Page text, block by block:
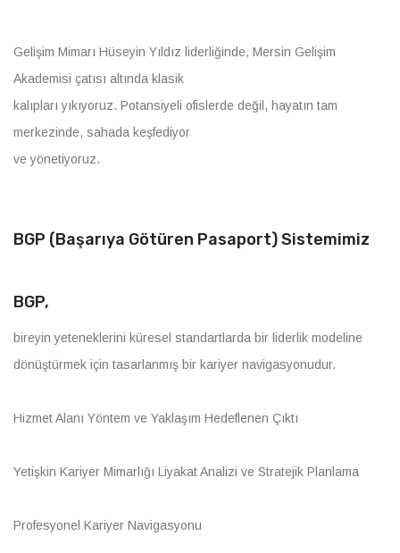
Gelişim Mimarı Hüseyin Yıldız liderliğinde, Mersin Gelişim
Akademisi çatısı altında klasik
kalıpları yıkıyoruz. Potansiyeli ofislerde değil, hayatın tam
merkezinde, sahada keşfediyor
ve yönetiyoruz.
BGP (Başarıya Götüren Pasaport) Sistemimiz
BGP,
bireyin yeteneklerini küresel standartlarda bir liderlik modeline
dönüştürmek için tasarlanmış bir kariyer navigasyonudur.
Hizmet Alanı Yöntem ve Yaklaşım Hedeflenen Çıktı
Yetişkin Kariyer Mimarlığı Liyakat Analizi ve Stratejik Planlama
Profesyonel Kariyer Navigasyonu